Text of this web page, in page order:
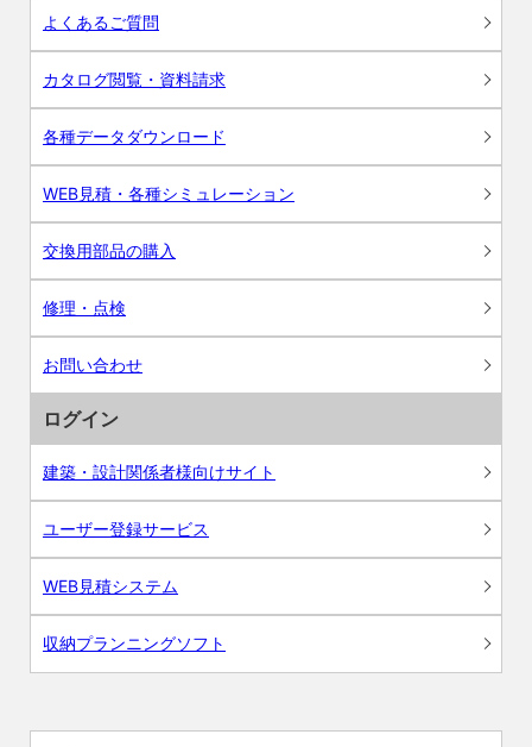
よくあるご質問
カタログ閲覧・資料請求
各種データダウンロード
WEB見積・各種シミュレーション
交換用部品の購入
修理・点検
お問い合わせ
ログイン
建築・設計関係者様向けサイト
ユーザー登録サービス
WEB見積システム
収納プランニングソフト